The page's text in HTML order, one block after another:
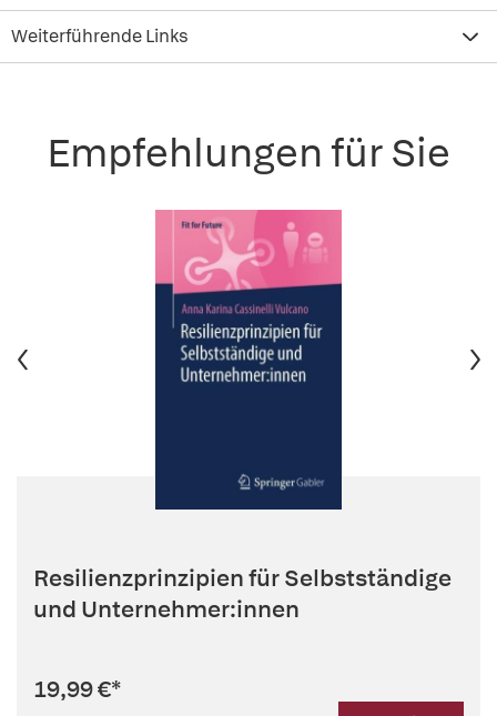
Weiterführende Links
Empfehlungen für Sie
Resilienzprinzipien für Selbstständige
und Unternehmer:innen
19,99 €*